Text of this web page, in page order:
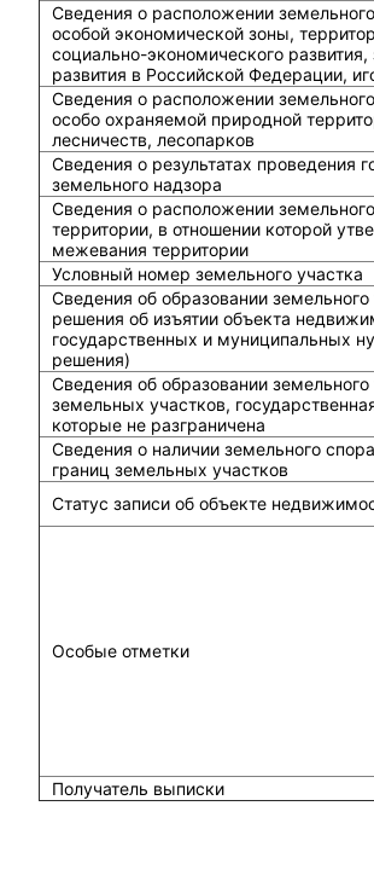
Сведения о расположении
особой экономической зоны,
социально-экономического
развития в Российской Федерации,
Сведения о расположении
особо охраняемой природной
лесничеств, лесопарков
Сведения о результатах проведения
земельного надзора
Сведения о расположении
территории, в отношении которой
межевания территории
Условный номер земельного участка
Сведения об образовании
решения об изъятии объекта
государственных и муниципальных
решения)
Сведения об образовании
земельных участков,
которые не разграничена
Сведения о наличии земельного
границ земельных участков
Статус записи об объекте
Особые отметки
Получатель выписки